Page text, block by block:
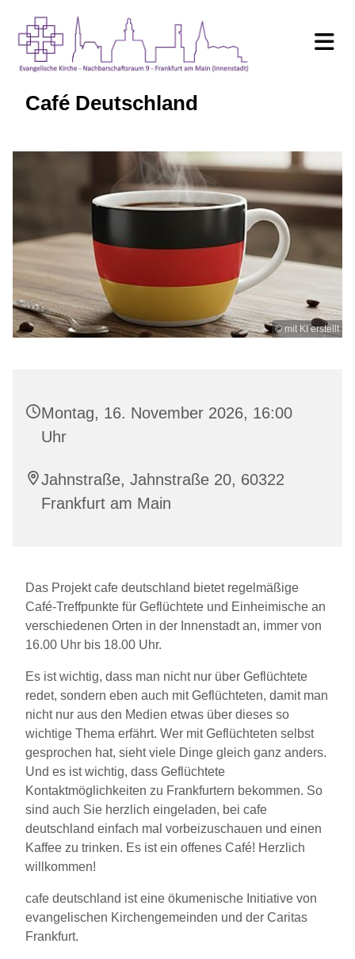
Café Deutschland
© mit KI erstellt
Montag, 16. November 2026, 16:00
Uhr
Jahnstraße, Jahnstraße 20, 60322
Frankfurt am Main
Das Projekt cafe deutschland bietet regelmäßige
Café-Treffpunkte für Geflüchtete und Einheimische an
verschiedenen Orten in der Innenstadt an, immer von
16.00 Uhr bis 18.00 Uhr.
Es ist wichtig, dass man nicht nur über Geflüchtete
redet, sondern eben auch mit Geflüchteten, damit man
nicht nur aus den Medien etwas über dieses so
wichtige Thema erfährt. Wer mit Geflüchteten selbst
gesprochen hat, sieht viele Dinge gleich ganz anders.
Und es ist wichtig, dass Geflüchtete
Kontaktmöglichkeiten zu Frankfurtern bekommen. So
sind auch Sie herzlich eingeladen, bei cafe
deutschland einfach mal vorbeizuschauen und einen
Kaffee zu trinken. Es ist ein offenes Café! Herzlich
willkommen!
cafe deutschland ist eine ökumenische Initiative von
evangelischen Kirchengemeinden und der Caritas
Frankfurt.